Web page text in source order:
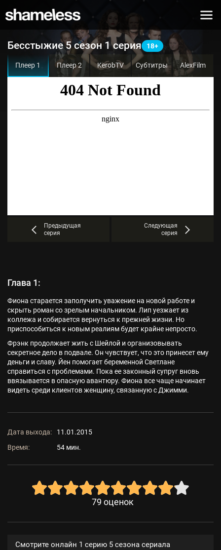
Бесстыжие 5 сезон 1 серия
Плеер 1 Плеер 2 KerobTV Субтитры AlexFilm
Предыдущая
серия
Следующая
серия
Глава 1:
Фиона старается заполучить уважение на новой работе и
скрыть роман со зрелым начальником. Лип уезжает из
коллежа и собирается вернуться к прежней жизни. Но
приспособиться к новым реалиям будет крайне непросто.
Фрэнк продолжает жить с Шейлой и организовывать
секретное дело в подвале. Он чувствует, что это принесет ему
деньги и славу. Йен помогает беременной Светлане
справиться с проблемами. Пока ее законный супруг вновь
ввязывается в опасную авантюру. Фиона все чаще начинает
видеть среди клиентов женщину, связанную с Джимми.
Дата выхода:
11.01.2015
Время:
54 мин.
79 оценок
Смотрите онлайн 1 серию 5 сезона сериала